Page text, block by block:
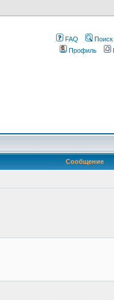
FAQ Поиск
Профиль
Сообщение